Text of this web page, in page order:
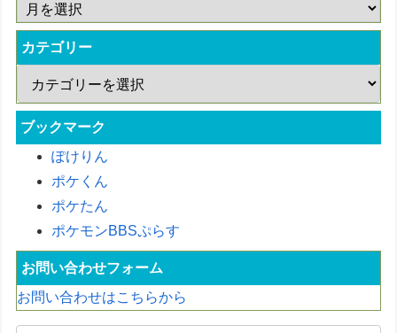
カテゴリー
ブックマーク
ぽけりん
ポケくん
ポケたん
ポケモンBBSぷらす
お問い合わせフォーム
お問い合わせはこちらから